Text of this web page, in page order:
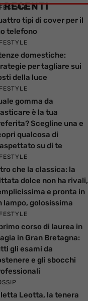
RECENTI
tipi di cover per il
telefono
domestiche:
per tagliare sui
della luce
gomma da
è la tua
Scegline una e
qualcosa di
su di te
che la classica: la
dolce non ha rivali,
e pronta in
lampo, golosissima
corso di laurea in
in Gran Bretagna:
gli esami da
e gli sbocchi
Leotta, la tenera